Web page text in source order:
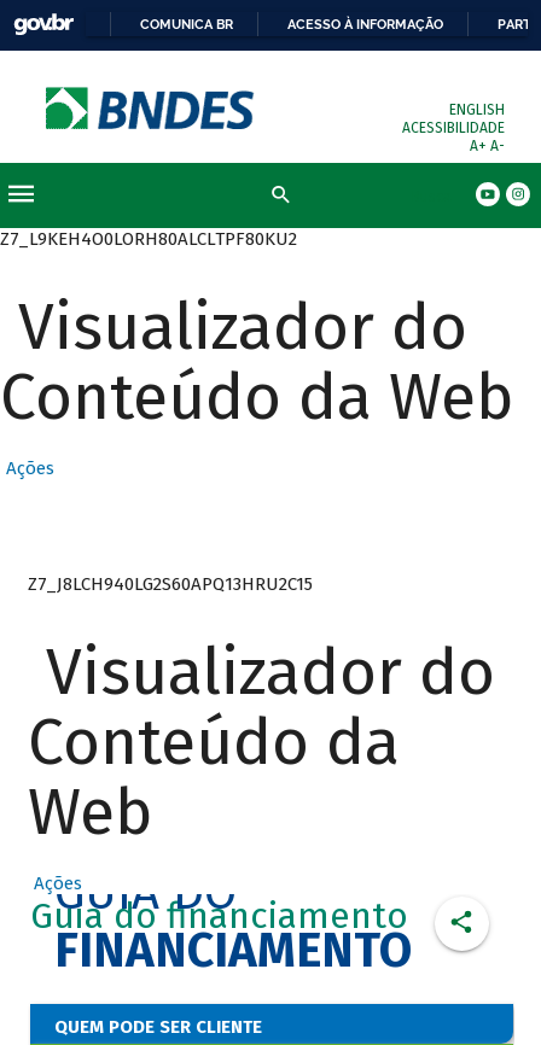
COMUNICA BR ACESSO À INFORMAÇÃO
ENGLISH
ACESSIBILIDADE
A+ A-
Z7_L9KEH4O0LORH80ALCLTPF80KU2
Visualizador do
Conteúdo da Web
Ações
Z7_J8LCH940LG2S60APQ13HRU2C15
Visualizador do
Conteúdo da
Web
Ações
Guia do financiamento
GUIA DO
FINANCIAMENTO
QUEM PODE SER CLIENTE